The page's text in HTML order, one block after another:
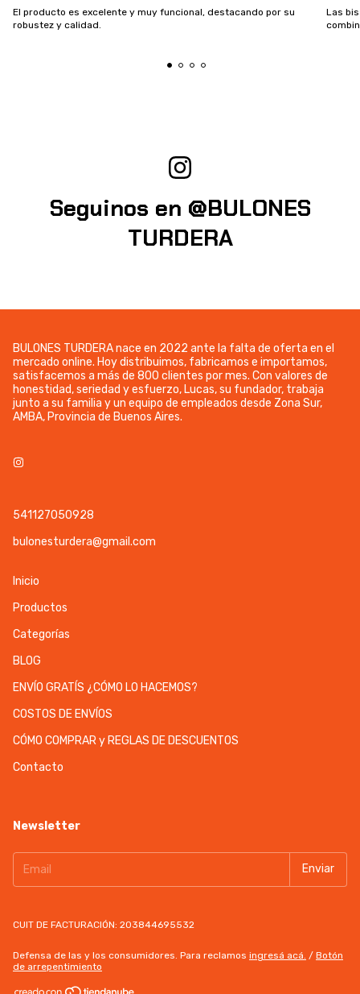
El producto es excelente y muy funcional, destacando por su
robustez y calidad.
Las
Seguinos en @BULONES
TURDERA
BULONES TURDERA nace en 2022 ante la falta de oferta en el
mercado online. Hoy distribuimos, fabricamos e importamos,
satisfacemos a más de 800 clientes por mes. Con valores de
honestidad, seriedad y esfuerzo, Lucas, su fundador, trabaja
junto a su familia y un equipo de empleados desde Zona Sur,
AMBA, Provincia de Buenos Aires.
541127050928
bulonesturdera@gmail.com
Inicio
Productos
Categorías
BLOG
ENVÍO GRATÍS ¿CÓMO LO HACEMOS?
COSTOS DE ENVÍOS
CÓMO COMPRAR y REGLAS DE DESCUENTOS
Contacto
Newsletter
CUIT DE FACTURACIÓN: 203844695532
Defensa de las y los consumidores. Para reclamos ingresá acá. / Botón
de arrepentimiento